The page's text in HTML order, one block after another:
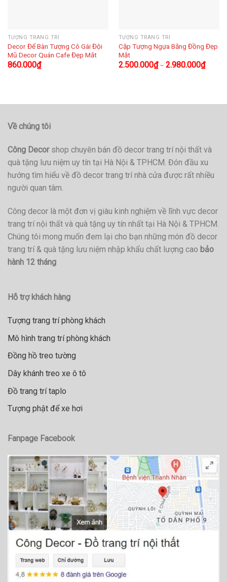
TƯỢNG TRANG TRÍ
Decor Để Bàn Tượng Cô Gái Đội
Mũ Decor Quán Cafe Đẹp Mắt
860.000₫
TƯỢNG TRANG TRÍ
Cặp Tượng Ngựa Bằng Đồng Đẹp
Mắt
2.500.000₫– 2.980.000₫
Về chúng tôi
Công Decorshop chuyên bán đồ decor trang trí nội thất và
quà tặng lưu niệm uy tín tại Hà Nội & TPHCM. Đón đầu xu
hướng tìm hiểu về đồ decor trang trí nhà cửa được rất nhiều
người quan tâm.
Công decor là một đơn vị giàu kinh nghiệm về lĩnh vực decor
trang trí nội thất và quà tặng uy tín nhất tại Hà Nội & TPHCM.
Chúng tôi mong muốn đem lại cho bạn những món đồ decor
trang trí & quà tặng lưu niệm nhập khẩu chất lượng cao bảo
hành 12 tháng
Hỗ trợ khách hàng
Tượng trang trí phòng khách
Mô hình trang trí phòng khách
Đồng hồ treo tường
Dây khánh treo xe ô tô
Đồ trang trí taplo
Tượng phật để xe hơi
Fanpage Facebook